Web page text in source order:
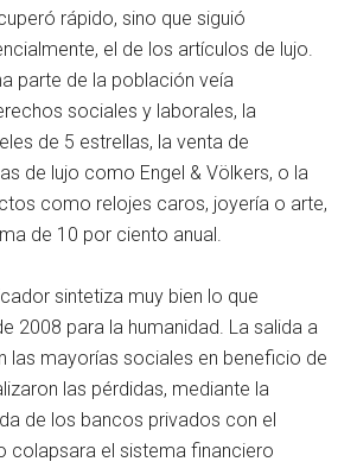
rápido, sino que siguió
el de los artículos de lujo.
parte de la población veía
sociales y laborales, la
de 5 estrellas, la venta de
de lujo como Engel & Völkers, o la
como relojes caros, joyería o arte,
de 10 por ciento anual.
sintetiza muy bien lo que
2008 para la humanidad. La salida a
las mayorías sociales en beneficio de
las pérdidas, mediante la
de los bancos privados con el
colapsara el sistema financiero